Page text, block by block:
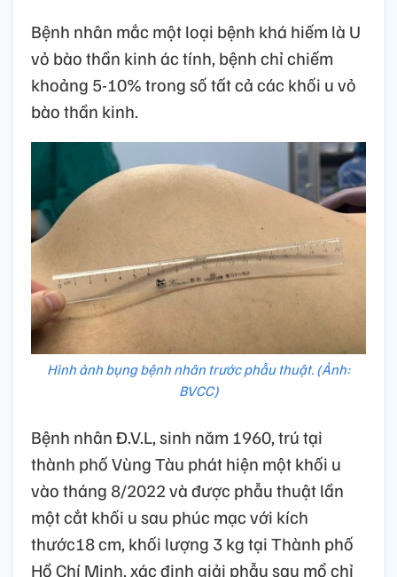
Bệnh nhân mắc một loại bệnh khá hiếm là U
vỏ bào thần kinh ác tính, bệnh chỉ chiếm
khoảng 5-10% trong số tất cả các khối u vỏ
bào thần kinh.
Hình ảnh bụng bệnh nhân trước phẫu thuật. (Ảnh:
BVCC)
Bệnh nhân Đ.V.L, sinh năm 1960, trú tại
thành phố Vùng Tàu phát hiện một khối u
vào tháng 8/2022 và được phẫu thuật lần
một cắt khối u sau phúc mạc với kích
thước18 cm, khối lượng 3 kg tại Thành phố
Hồ Chí Minh, xác định giải phẫu sau mổ chỉ